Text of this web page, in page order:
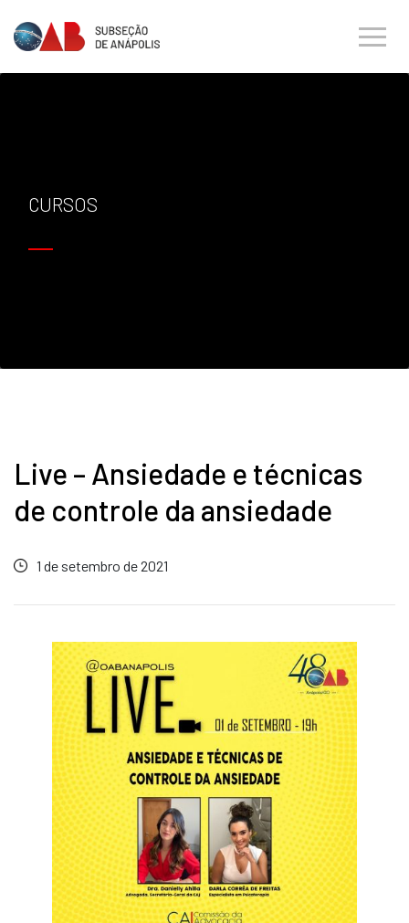
CURSOS
Live – Ansiedade e técnicas
de controle da ansiedade
1 de setembro de 2021